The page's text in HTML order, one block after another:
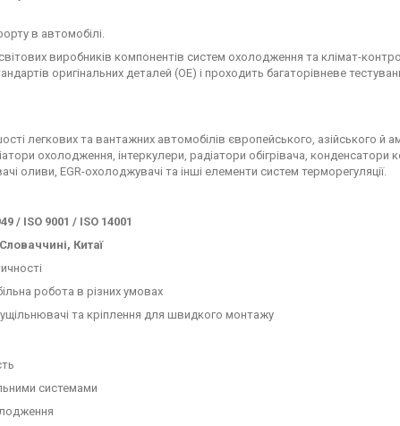
в автомобілі.
виробників компонентів систем охолодження та клімат-
оригінальних деталей (OE) і проходить багаторівневе
легкових та вантажних автомобілів європейського, азійського й
охолодження, інтеркулери, радіатори обігрівача, конденсатори
оливи, EGR-охолоджувачі та інші елементи систем терморегуляції.
/ ISO 9001 / ISO 14001
Китаї
робота в різних умовах
ущільнювачі та кріплення для швидкого монтажу
системами